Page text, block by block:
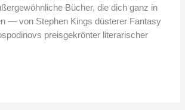
Bücher, die dich ganz in
— von Stephen Kings düsterer Fantasy
preisgekrönter literarischer